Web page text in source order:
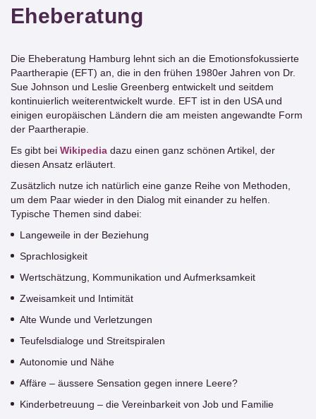
Eheberatung
Die Eheberatung Hamburg lehnt sich an die Emotionsfokussierte
Paartherapie (EFT) an, die in den frühen 1980er Jahren von Dr.
Sue Johnson und Leslie Greenberg entwickelt und seitdem
kontinuierlich weiterentwickelt wurde. EFT ist in den USA und
einigen europäischen Ländern die am meisten angewandte Form
der Paartherapie.
Es gibt bei Wikipedia dazu einen ganz schönen Artikel, der
diesen Ansatz erläutert.
Zusätzlich nutze ich natürlich eine ganze Reihe von Methoden,
um dem Paar wieder in den Dialog mit einander zu helfen.
Typische Themen sind dabei:
Langeweile in der Beziehung
Sprachlosigkeit
Wertschätzung, Kommunikation und Aufmerksamkeit
Zweisamkeit und Intimität
Alte Wunde und Verletzungen
Teufelsdialoge und Streitspiralen
Autonomie und Nähe
Affäre – äussere Sensation gegen innere Leere?
Kinderbetreuung – die Vereinbarkeit von Job und Familie